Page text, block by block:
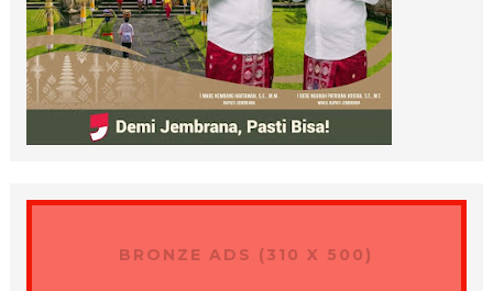
BRONZE ADS (310 X 500)